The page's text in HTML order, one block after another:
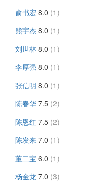
俞书宏 8.0 (1)
熊宇杰 8.0 (1)
刘世林 8.0 (1)
李厚强 8.0 (1)
张信明 8.0 (1)
陈春华 7.5 (2)
陈恩红 7.5 (2)
陈发来 7.0 (1)
董二宝 6.0 (1)
杨金龙 7.0 (3)